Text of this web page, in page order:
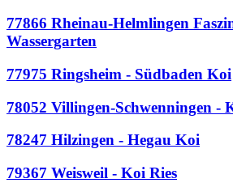
77866 Rheinau-Helmlingen
Wassergarten
77975 Ringsheim - Südbaden Koi
78052 Villingen-Schwenningen -
78247 Hilzingen - Hegau Koi
79367 Weisweil - Koi Ries